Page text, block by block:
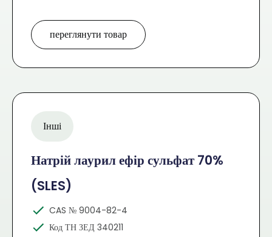
переглянути товар
Інші
Натрій лаурил ефір сульфат 70%
(SLES)
CAS № 9004-82-4
Код ТН ЗЕД 340211